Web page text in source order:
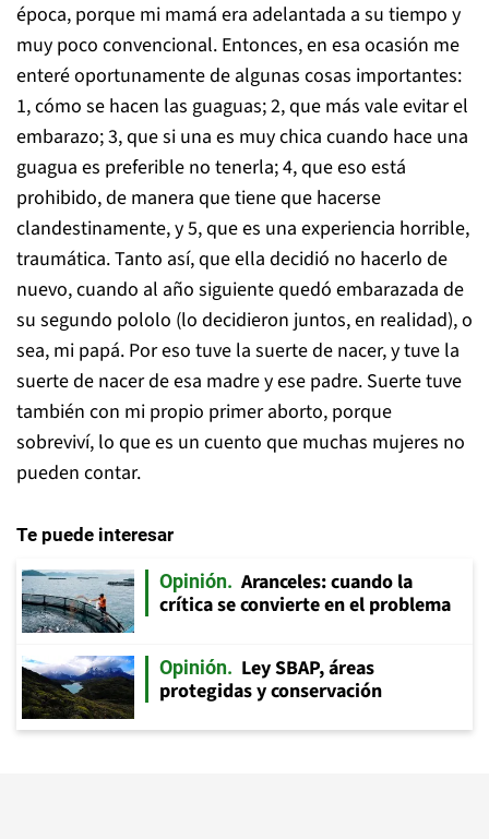
época, porque mi mamá era adelantada a su tiempo y
muy poco convencional. Entonces, en esa ocasión me
enteré oportunamente de algunas cosas importantes:
1, cómo se hacen las guaguas; 2, que más vale evitar el
embarazo; 3, que si una es muy chica cuando hace una
guagua es preferible no tenerla; 4, que eso está
prohibido, de manera que tiene que hacerse
clandestinamente, y 5, que es una experiencia horrible,
traumática. Tanto así, que ella decidió no hacerlo de
nuevo, cuando al año siguiente quedó embarazada de
su segundo pololo (lo decidieron juntos, en realidad), o
sea, mi papá. Por eso tuve la suerte de nacer, y tuve la
suerte de nacer de esa madre y ese padre. Suerte tuve
también con mi propio primer aborto, porque
sobreviví, lo que es un cuento que muchas mujeres no
pueden contar.
Te puede interesar
Opinión
Aranceles: cuando la
crítica se convierte en el problema
Opinión
Ley SBAP, áreas
protegidas y conservación